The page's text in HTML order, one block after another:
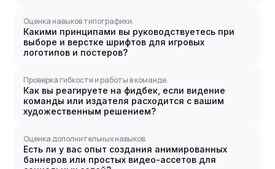
Оценка навыков типографики.
Какими принципами вы руководствуетесь при
выборе и верстке шрифтов для игровых
логотипов и постеров?
Проверка гибкости и работы в команде.
Как вы реагируете на фидбек, если видение
команды или издателя расходится с вашим
художественным решением?
Оценка дополнительных навыков.
Есть ли у вас опыт создания анимированных
баннеров или простых видео-ассетов для